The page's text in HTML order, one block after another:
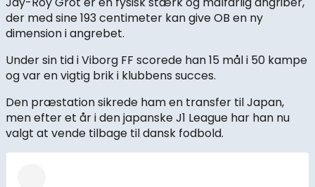
der med sine 193 centimeter kan give OB en ny
dimension i angrebet.
Under sin tid i Viborg FF scorede han 15 mål i 50 kampe
og var en vigtig brik i klubbens succes.
Den præstation sikrede ham en transfer til Japan,
men efter et år i den japanske J1 League har han nu
valgt at vende tilbage til dansk fodbold.